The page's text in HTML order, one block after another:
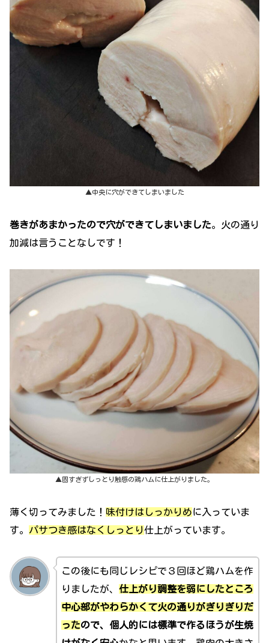
▲中央に穴ができてしまいました
巻きがあまかったので穴ができてしまいました。火の通り
加減は言うことなしです！
▲固すぎずしっとり触感の鶏ハムに仕上がりました。
薄く切ってみました！ 味付けはしっかりめに入っていま
す。 パサつき感はなくしっとり仕上がっています。
この後にも同じレシピで３回ほど鶏ハムを作
りましたが、 仕上がり調整を弱にしたところ
中心部がやわらかくて火の通りがぎりぎりだ
ったので、個人的には標準で作るほうが生焼